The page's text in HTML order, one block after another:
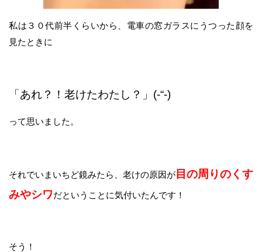
私は３０代前半くらいから、電車の窓ガラスにうつった顔を
見たときに
「あれ？！老けたわたし？」(-“-)
って思いました。
それでいまいちど鏡みたら、老けの原因が 目の周りのくす
みやシワだということに気付いたんです！
そう！